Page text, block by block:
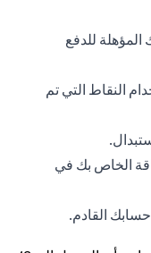
للدفع
النقاط التي تم
الخاص بك في
القادم.